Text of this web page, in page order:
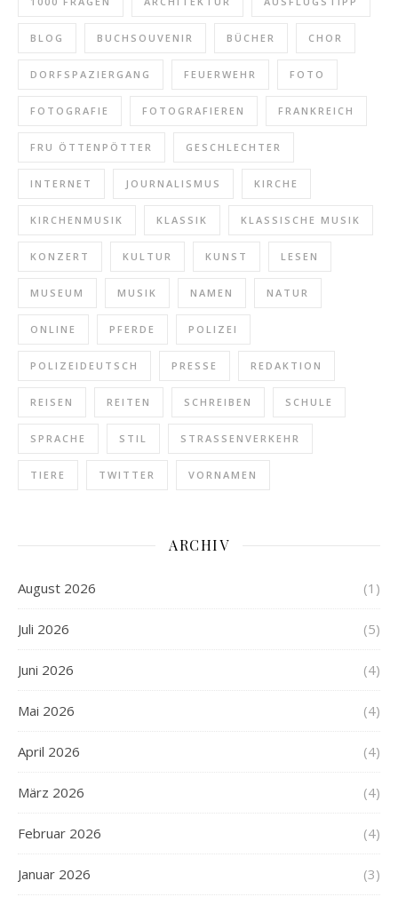
BLOG BUCHSOUVENIR BÜCHER CHOR
DORFSPAZIERGANG FEUERWEHR FOTO
FOTOGRAFIE FOTOGRAFIEREN FRANKREICH
FRU ÖTTENPÖTTER GESCHLECHTER
INTERNET JOURNALISMUS KIRCHE
KIRCHENMUSIK KLASSIK KLASSISCHE MUSIK
KONZERT KULTUR KUNST LESEN
MUSEUM MUSIK NAMEN NATUR
ONLINE PFERDE POLIZEI
POLIZEIDEUTSCH PRESSE REDAKTION
REISEN REITEN SCHREIBEN SCHULE
SPRACHE STIL STRASSENVERKEHR
TIERE TWITTER VORNAMEN
ARCHIV
August 2026 (1)
Juli 2026 (5)
Juni 2026 (4)
Mai 2026 (4)
April 2026 (4)
März 2026 (4)
Februar 2026 (4)
Januar 2026 (3)